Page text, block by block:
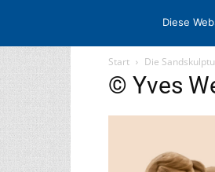
STARTSEITE
Start Die
© Yves
Diese